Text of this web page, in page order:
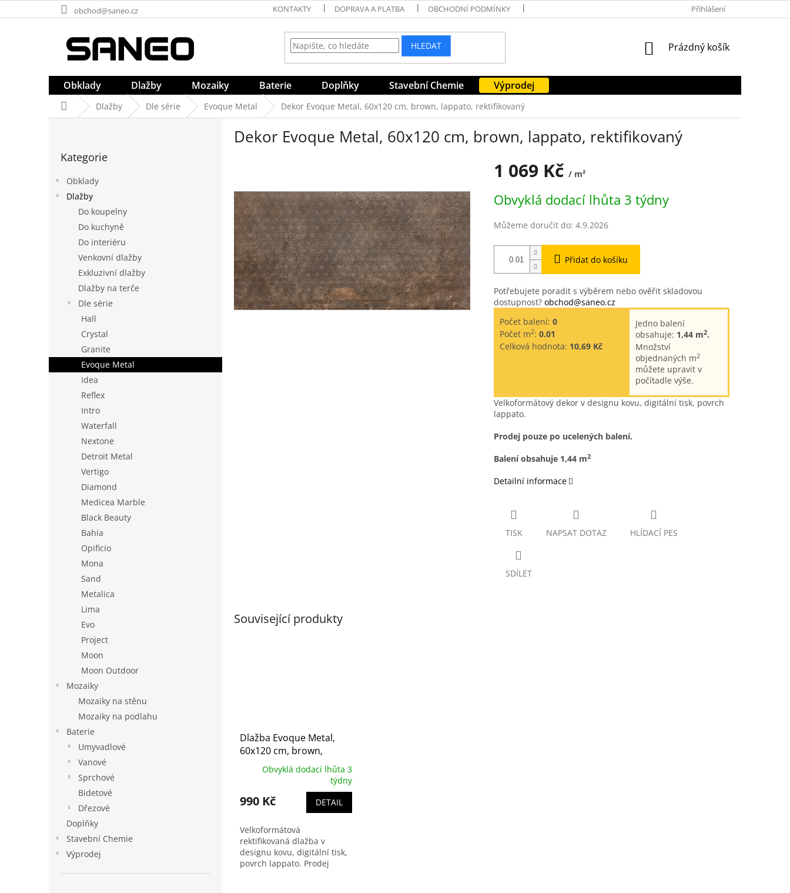
na
obchod@saneo.cz KONTAKTY DOPRAVA A PLATBA OBCHODNÍ PODMÍNKY FORMULÁŘE KE STAŽENÍ
Přihlášení
HLEDAT
NÁKUPNÍ
Prázdný košík
Obklady Dlažby Mozaiky Baterie Doplňky Stavební Chemie Výprodej
Domů Dlažby Dle série Evoque Metal Dekor Evoque Metal, 60x120 cm, brown, lappato, rektifikovaný
kategorie
Kategorie
Obklady
Dlažby
Do koupelny
Do kuchyně
Do interiéru
Venkovní dlažby
Exkluzivní dlažby
Dlažby na terče
Dle série
Hall
Crystal
Granite
Evoque Metal
Idea
Reflex
Intro
Waterfall
Nextone
Detroit Metal
Vertigo
Diamond
Medicea Marble
Black Beauty
Bahia
Opificio
Mona
Sand
Metalica
Lima
Evo
Project
Moon
Moon Outdoor
Mozaiky
Mozaiky na stěnu
Mozaiky na podlahu
Baterie
Umyvadlové
Vanové
Sprchové
Bidetové
Dřezové
Doplňky
Stavební Chemie
Výprodej
Dekor Evoque Metal, 60x120 cm, brown, lappato, rektifikovaný
1 069 Kč / m²
cena:
Obvyklá dodací lhůta 3 týdny
Můžeme doručit do: 4.9.2026
Přidat do košíku
Potřebujete poradit s výběrem nebo ověřit skladovou
dostupnost? obchod@saneo.cz
Počet balení: 0
Počet m2: 0.01
Celková hodnota: 10,69 Kč
Jedno balení
obsahuje: 1,44 m2.
Množství
objednaných m2
můžete upravit v
počítadle výše.
Velkoformátový dekor v designu kovu, digitální tisk, povrch
lappato.
Prodej pouze po ucelených balení.
Balení obsahuje 1,44 m2
Detailní informace
TISK NAPSAT DOTAZ HLÍDACÍ PES
SDÍLET
Související produkty
Dlažba Evoque Metal,
60x120 cm, brown,
lappato, rektifikovaná
Obvyklá dodací lhůta 3
týdny
990 Kč DETAIL
Velkoformátová
rektifikovaná dlažba v
designu kovu, digitální tisk,
povrch lappato. Prodej